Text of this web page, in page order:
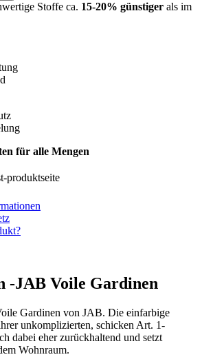
Stoffe ca. 15-20% günstiger als im
für alle Mengen
-JAB Voile Gardinen
Gardinen von JAB. Die einfarbige
unkomplizierten, schicken Art. 1-
dabei eher zurückhaltend und setzt
Wohnraum.